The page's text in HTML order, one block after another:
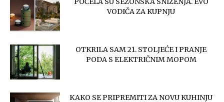
VODIČA ZA KUPNJU
OTKRILA SAM 21. STOLJEĆE I PRANJE
PODA S ELEKTRIČNIM MOPOM
KAKO SE PRIPREMITI ZA NOVU KUHINJU